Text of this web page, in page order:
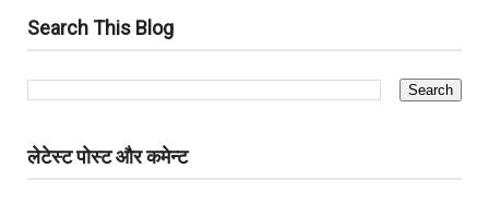
Search This Blog
लेटेस्ट पोस्ट और कमेन्ट